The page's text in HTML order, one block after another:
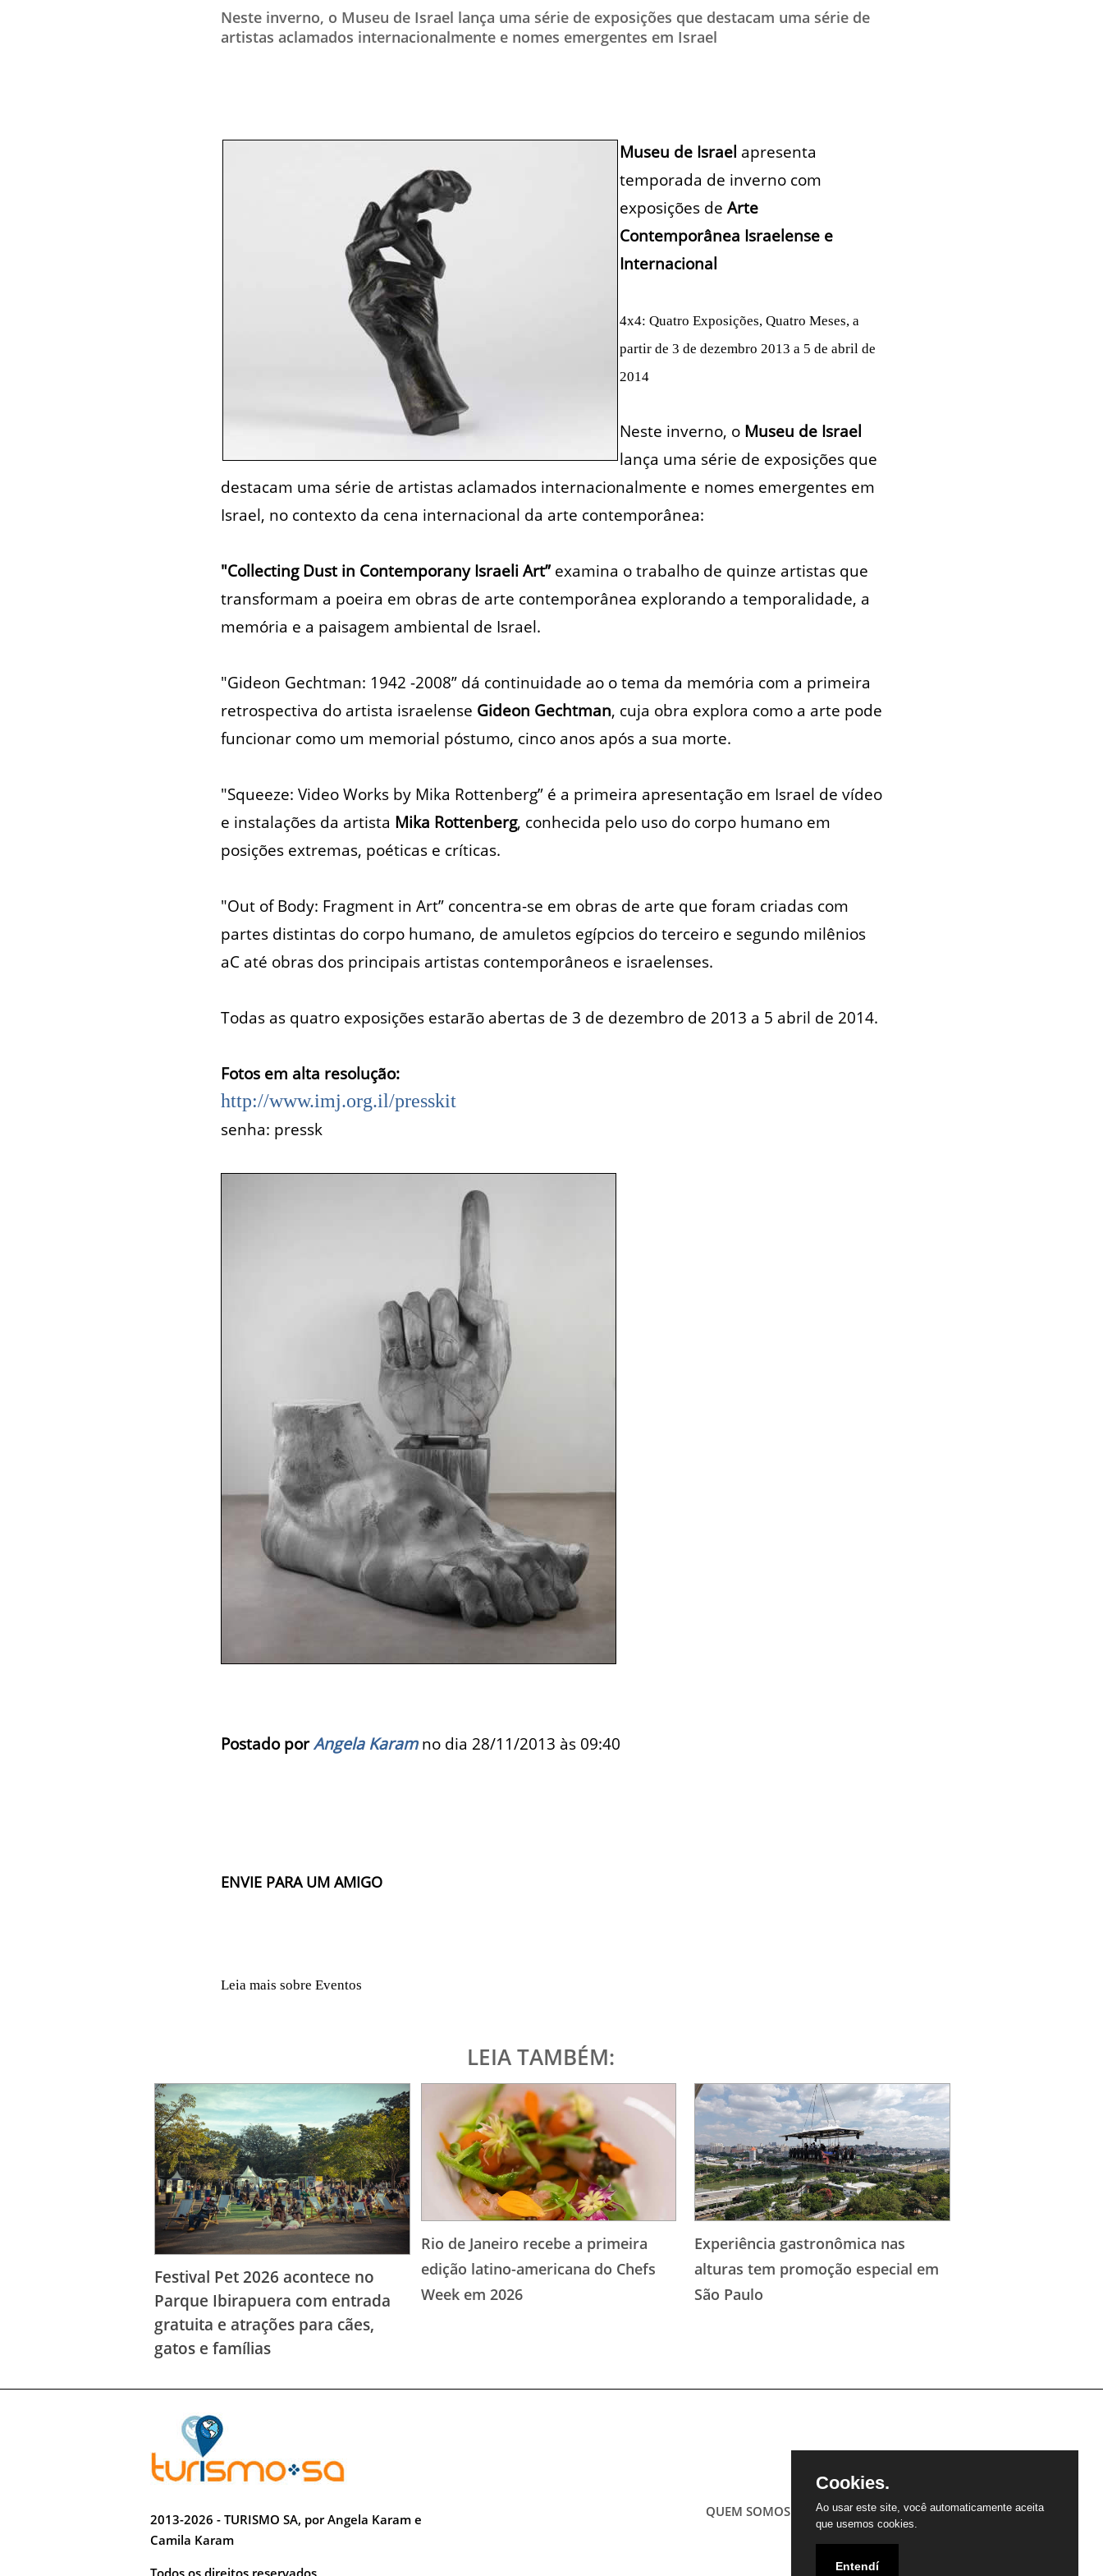
TESTADO E APROVADO
CONTATO
Neste inverno, o Museu de Israel lança uma série de exposições que destacam uma série de
artistas aclamados internacionalmente e nomes emergentes em Israel
Museu de Israel apresenta
temporada de inverno com
exposições de Arte
Contemporânea Israelense e
Internacional
4x4: Quatro Exposições, Quatro Meses, a
partir de 3 de dezembro 2013 a 5 de abril de
2014
Neste inverno, o Museu de Israel
lança uma série de exposições que
destacam uma série de artistas aclamados internacionalmente e nomes emergentes em
Israel, no contexto da cena internacional da arte contemporânea:
"Collecting Dust in Contemporany Israeli Art”examina o trabalho de quinze artistas que
transformam a poeira em obras de arte contemporânea explorando a temporalidade, a
memória e a paisagem ambiental de Israel.
"Gideon Gechtman: 1942 -2008” dá continuidade ao o tema da memória com a primeira
retrospectiva do artista israelense Gideon Gechtman, cuja obra explora como a arte pode
funcionar como um memorial póstumo, cinco anos após a sua morte.
"Squeeze: Video Works by Mika Rottenberg” é a primeira apresentação em Israel de vídeo
e instalações da artista Mika Rottenberg, conhecida pelo uso do corpo humano em
posições extremas, poéticas e críticas.
"Out of Body: Fragment in Art” concentra-se em obras de arte que foram criadas com
partes distintas do corpo humano, de amuletos egípcios do terceiro e segundo milênios
aC até obras dos principais artistas contemporâneos e israelenses.
Todas as quatro exposições estarão abertas de 3 de dezembro de 2013 a 5 abril de 2014.
Fotos em alta resolução:
http://www.imj.org.il/presskit
senha: pressk
Postado porAngela Karam no dia 28/11/2013 às 09:40
ENVIE PARA UM AMIGO
Leia mais sobre Eventos
LEIA TAMBÉM:
Festival Pet 2026 acontece no
Parque Ibirapuera com entrada
gratuita e atrações para cães,
gatos e famílias
Rio de Janeiro recebe a primeira
edição latino-americana do Chefs
Week em 2026
Experiência gastronômica nas
alturas tem promoção especial em
São Paulo
2013-2026 - TURISMO SA, por Angela Karam e
Camila Karam
Todos os direitos reservados
PARCEIROS
CONTATO
QUEM SOMOS
Cookies.
Ao usar este site, você automaticamente aceita
que usemos cookies.
Entendí